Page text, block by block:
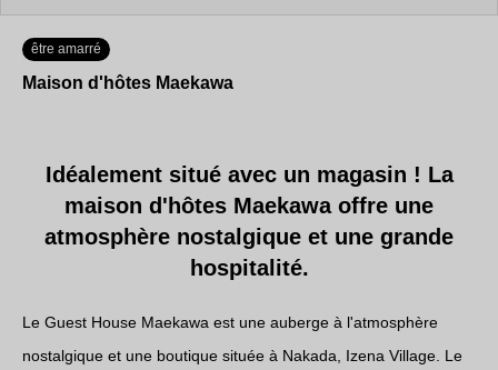
être amarré
Maison d'hôtes Maekawa
Idéalement situé avec un magasin ! La
maison d'hôtes Maekawa offre une
atmosphère nostalgique et une grande
hospitalité.
Le Guest House Maekawa est une auberge à l'atmosphère
nostalgique et une boutique située à Nakada, Izena Village. Le